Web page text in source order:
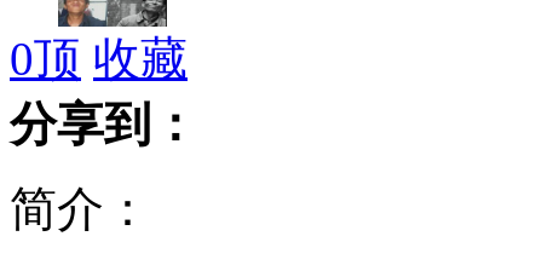
"宋小宝"穿越照爆红网络
警方找到击中“最美司机”肇事车
0顶 收藏
分享到：
简介：